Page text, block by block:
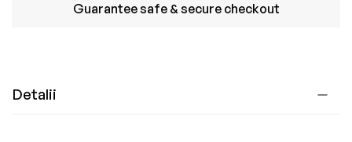
Guarantee safe & secure checkout
Detalii